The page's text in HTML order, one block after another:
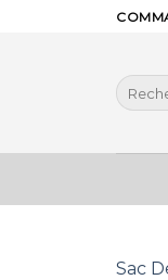
pour :
Sac